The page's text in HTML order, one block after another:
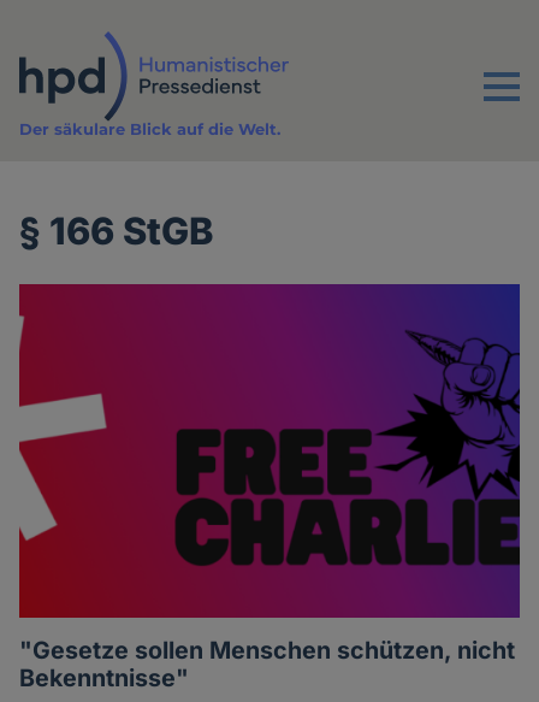
Inhalt
Menu
Der säkulare Blick auf die Welt.
§ 166 StGB
"Gesetze sollen Menschen schützen, nicht
Bekenntnisse"